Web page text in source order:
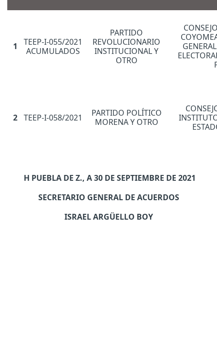
1
TEEP-I-055/2021
ACUMULADOS
PARTIDO
REVOLUCIONARIO
INSTITUCIONAL Y
OTRO
2 TEEP-I-058/2021
PARTIDO POLÍTICO
MORENA Y OTRO
H PUEBLA DE Z., A 30 DE SEPTIEMBRE DE 2021
SECRETARIO GENERAL DE ACUERDOS
ISRAEL ARGÜELLO BOY